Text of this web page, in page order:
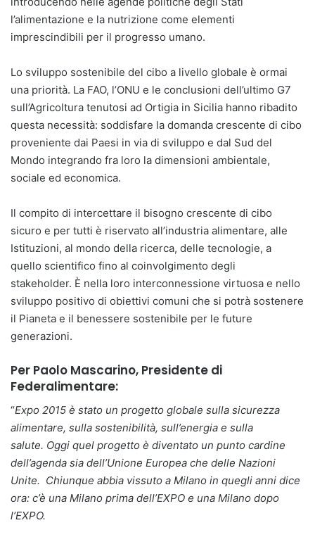
l’alimentazione e la nutrizione come elementi
imprescindibili per il progresso umano.
Lo sviluppo sostenibile del cibo a livello globale è ormai
una priorità. La FAO, l’ONU e le conclusioni dell’ultimo G7
sull’Agricoltura tenutosi ad Ortigia in Sicilia hanno ribadito
questa necessità: soddisfare la domanda crescente di cibo
proveniente dai Paesi in via di sviluppo e dal Sud del
Mondo integrando fra loro la dimensioni ambientale,
sociale ed economica.
Il compito di intercettare il bisogno crescente di cibo
sicuro e per tutti è riservato all’industria alimentare, alle
Istituzioni, al mondo della ricerca, delle tecnologie, a
quello scientifico fino al coinvolgimento degli
stakeholder. È nella loro interconnessione virtuosa e nello
sviluppo positivo di obiettivi comuni che si potrà sostenere
il Pianeta e il benessere sostenibile per le future
generazioni.
Per Paolo Mascarino, Presidente di
Federalimentare:
“Expo 2015 è stato un progetto globale sulla sicurezza
alimentare, sulla sostenibilità, sull’energia e sulla
salute. Oggi quel progetto è diventato un punto cardine
dell’agenda sia dell’Unione Europea che delle Nazioni
Unite. Chiunque abbia vissuto a Milano in quegli anni dice
ora: c’è una Milano prima dell’EXPO e una Milano dopo
l’EXPO.